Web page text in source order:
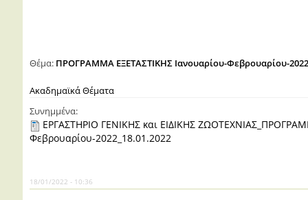
Θέμα: ΠΡΟΓΡΑΜΜΑ ΕΞΕΤΑΣΤΙΚΗΣ Ιανουαρίου-Φεβρουαρίου-
Ακαδημαϊκά Θέματα
Συνημμένα:
ΕΡΓΑΣΤΗΡΙΟ ΓΕΝΙΚΗΣ και ΕΙΔΙΚΗΣ
Φεβρουαρίου-2022_18.01.2022
18/01/2022 - 10:36